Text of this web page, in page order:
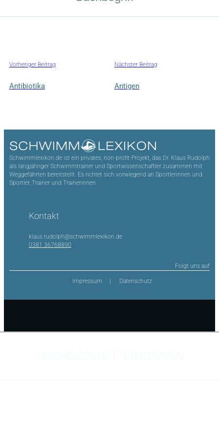
Vorheriger Beitrag
Antibiotika
Nächster Beitrag
Antigen
Schwimmlexikon.de ist ein privates, non-profit-Projekt, das Dr. Klaus Rudolph
als langjähriger Schwimmtrainer und Sportwissenschaftler zusammen mit
Weggefährten bereitstellt. Es richtet sich vorwiegend an Sportlerinnen und
Sportler, Trainer und Trainerinnen.
Kontakt
klaus.rudolph@schwimmlexikon.de
0381 36768890
Folgt uns auf
Impressum Datenschutz